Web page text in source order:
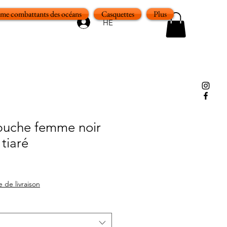
HE
combattants des océans Casquettes Plus
femme noir
de livraison